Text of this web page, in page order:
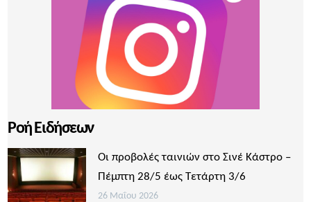
Ροή Ειδήσεων
Οι προβολές ταινιών στο Σινέ Κάστρο –
Πέμπτη 28/5 έως Τετάρτη 3/6
26 Μαΐου 2026